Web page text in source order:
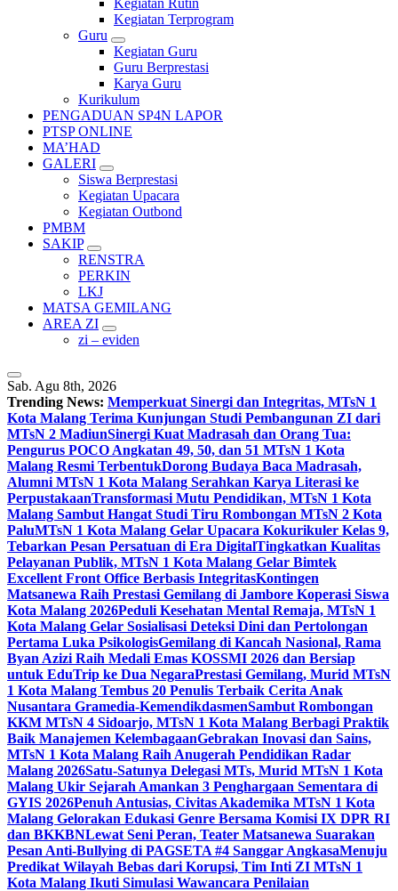
Kegiatan Rutin
Kegiatan Terprogram
Guru
Kegiatan Guru
Guru Berprestasi
Karya Guru
Kurikulum
PENGADUAN SP4N LAPOR
PTSP ONLINE
MA’HAD
GALERI
Siswa Berprestasi
Kegiatan Upacara
Kegiatan Outbond
PMBM
SAKIP
RENSTRA
PERKIN
LKJ
MATSA GEMILANG
AREA ZI
zi – eviden
Sab. Agu 8th, 2026
Trending News: Memperkuat Sinergi dan Integritas, MTsN 1
Kota Malang Terima Kunjungan Studi Pembangunan ZI dari
MTsN 2 MadiunSinergi Kuat Madrasah dan Orang Tua:
Pengurus POCO Angkatan 49, 50, dan 51 MTsN 1 Kota
Malang Resmi TerbentukDorong Budaya Baca Madrasah,
Alumni MTsN 1 Kota Malang Serahkan Karya Literasi ke
PerpustakaanTransformasi Mutu Pendidikan, MTsN 1 Kota
Malang Sambut Hangat Studi Tiru Rombongan MTsN 2 Kota
PaluMTsN 1 Kota Malang Gelar Upacara Kokurikuler Kelas 9,
Tebarkan Pesan Persatuan di Era DigitalTingkatkan Kualitas
Pelayanan Publik, MTsN 1 Kota Malang Gelar Bimtek
Excellent Front Office Berbasis IntegritasKontingen
Matsanewa Raih Prestasi Gemilang di Jambore Koperasi Siswa
Kota Malang 2026Peduli Kesehatan Mental Remaja, MTsN 1
Kota Malang Gelar Sosialisasi Deteksi Dini dan Pertolongan
Pertama Luka PsikologisGemilang di Kancah Nasional, Rama
Byan Azizi Raih Medali Emas KOSSMI 2026 dan Bersiap
untuk EduTrip ke Dua NegaraPrestasi Gemilang, Murid MTsN
1 Kota Malang Tembus 20 Penulis Terbaik Cerita Anak
Nusantara Gramedia-KemendikdasmenSambut Rombongan
KKM MTsN 4 Sidoarjo, MTsN 1 Kota Malang Berbagi Praktik
Baik Manajemen KelembagaanGebrakan Inovasi dan Sains,
MTsN 1 Kota Malang Raih Anugerah Pendidikan Radar
Malang 2026Satu-Satunya Delegasi MTs, Murid MTsN 1 Kota
Malang Ukir Sejarah Amankan 3 Penghargaan Sementara di
GYIS 2026Penuh Antusias, Civitas Akademika MTsN 1 Kota
Malang Gelorakan Edukasi Genre Bersama Komisi IX DPR RI
dan BKKBNLewat Seni Peran, Teater Matsanewa Suarakan
Pesan Anti-Bullying di PAGSETA #4 Sanggar AngkasaMenuju
Predikat Wilayah Bebas dari Korupsi, Tim Inti ZI MTsN 1
Kota Malang Ikuti Simulasi Wawancara Penilaian